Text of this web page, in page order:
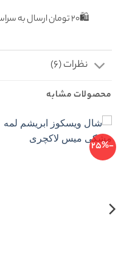
🛍۲۰ تومان ارسال به سراسر ایران🎁
نظرات (6)
محصولات مشابه
-25%